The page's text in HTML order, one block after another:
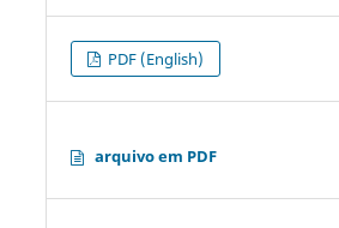
PDF (English)
arquivo em PDF